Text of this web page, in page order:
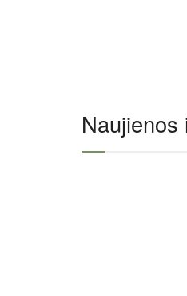
Naujienos